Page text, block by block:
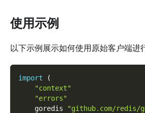
使用示例
以下示例展示如何使用原始客户端进
import
(
"context"
"errors"
    goredis
"github.com/redis/